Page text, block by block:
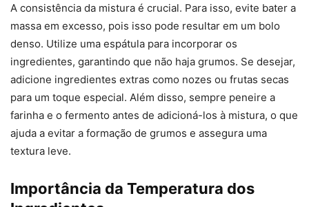
A consistência da mistura é crucial. Para isso, evite bater a
massa em excesso, pois isso pode resultar em um bolo
denso. Utilize uma espátula para incorporar os
ingredientes, garantindo que não haja grumos. Se desejar,
adicione ingredientes extras como nozes ou frutas secas
para um toque especial. Além disso, sempre peneire a
farinha e o fermento antes de adicioná-los à mistura, o que
ajuda a evitar a formação de grumos e assegura uma
textura leve.
Importância da Temperatura dos